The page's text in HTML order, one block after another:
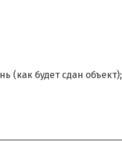
(как будет сдан объект);